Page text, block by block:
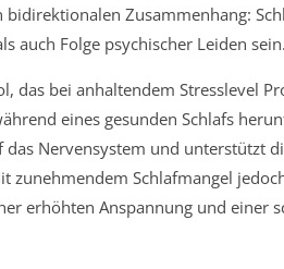
bidirektionalen Zusammenhang:
auch Folge psychischer Leiden
das bei anhaltendem Stresslevel
eines gesunden Schlafs
Nervensystem und unterstützt
zunehmendem Schlafmangel
erhöhten Anspannung und einer